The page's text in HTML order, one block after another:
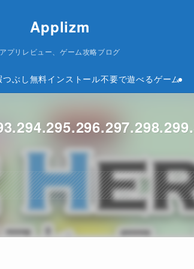
Applizm
アプリレビュー、ゲーム攻略ブログ
つぶし無料インストール不要で遊べるゲーム